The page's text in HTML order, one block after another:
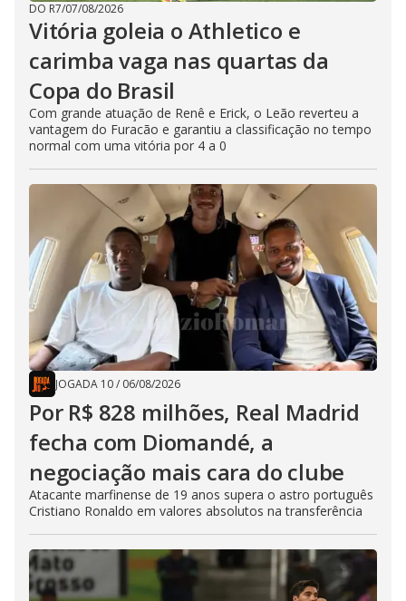
DO R7/07/08/2026
Vitória goleia o Athletico e
carimba vaga nas quartas da
Copa do Brasil
Com grande atuação de Renê e Erick, o Leão reverteu a
vantagem do Furacão e garantiu a classificação no tempo
normal com uma vitória por 4 a 0
JOGADA 10/ 06/08/2026
Por R$ 828 milhões, Real Madrid
fecha com Diomandé, a
negociação mais cara do clube
Atacante marfinense de 19 anos supera o astro português
Cristiano Ronaldo em valores absolutos na transferência